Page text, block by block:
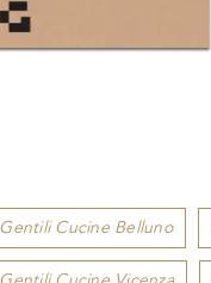
Cucine Belluno